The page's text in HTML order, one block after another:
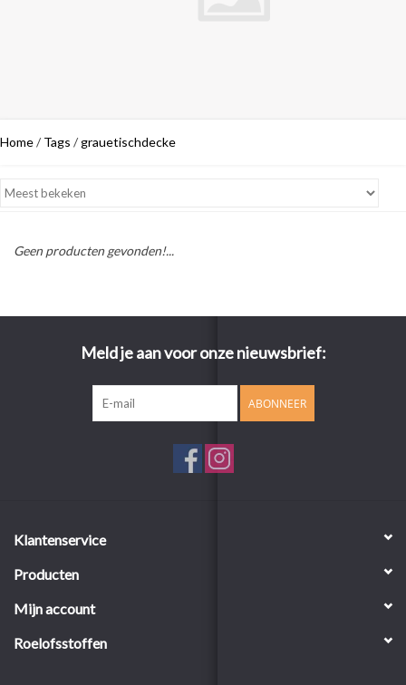
Home/ Tags /grauetischdecke
Geen producten gevonden!...
Meld je aan voor onze nieuwsbrief:
ABONNEER
Klantenservice
Producten
Mijn account
Roelofsstoffen